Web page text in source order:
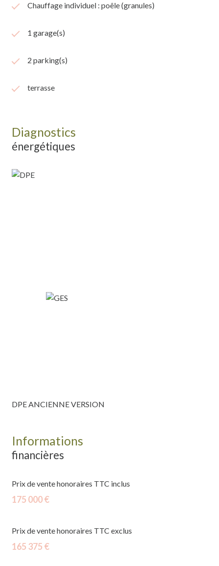
Chauffage individuel : poêle (granules)
1 garage(s)
2 parking(s)
terrasse
Diagnostics
énergétiques
DPE ANCIENNE VERSION
Informations
financières
Prix de vente honoraires TTC inclus
175 000 €
Prix de vente honoraires TTC exclus
165 375 €